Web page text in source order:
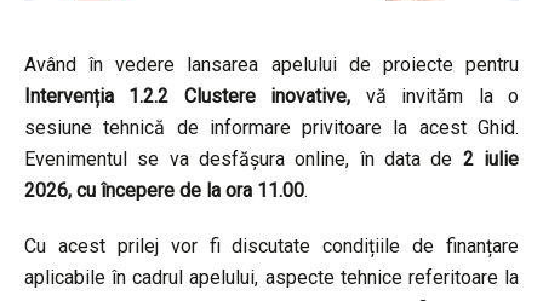
Având în vedere lansarea apelului de proiecte pentru
Intervenția 1.2.2 Clustere inovative, vă invităm la o
sesiune tehnică de informare privitoare la acest Ghid.
Evenimentul se va desfășura online, în data de 2 iulie
2026, cu începere de la ora 11.00.
Cu acest prilej vor fi discutate condițiile de finanțare
aplicabile în cadrul apelului, aspecte tehnice referitoare la